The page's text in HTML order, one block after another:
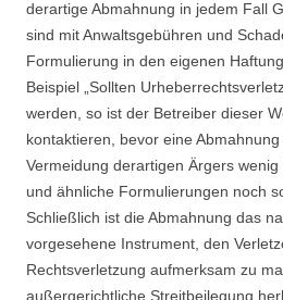
derartige Abmahnung in jedem Fall
sind mit Anwaltsgebühren und
Formulierung in den eigenen
Beispiel „Sollten
werden, so ist der Betreiber dieser
kontaktieren, bevor eine
Vermeidung derartigen Ärgers
und ähnliche Formulierungen noch
Schließlich ist die Abmahnung das
vorgesehene Instrument, den
Rechtsverletzung aufmerksam zu
außergerichtliche Streitbeilegung